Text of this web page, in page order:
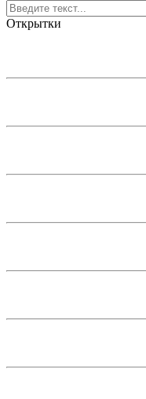
Открытки